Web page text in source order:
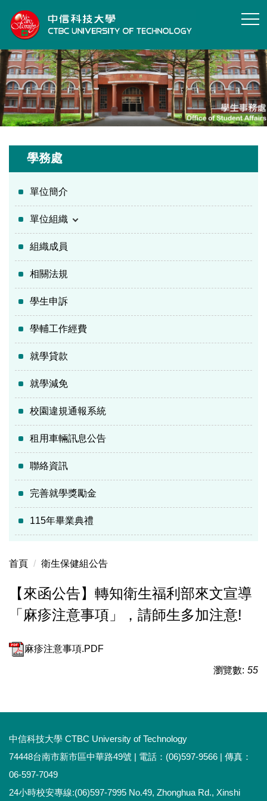
到
主
要
內
容
區
學務處
單位簡介
單位組織
組織成員
相關法規
學生申訴
學輔工作經費
就學貸款
就學減免
校園違規通報系統
租用車輛訊息公告
聯絡資訊
完善就學獎勵金
115年畢業典禮
首頁 衛生保健組公告
【來函公告】轉知衛生福利部來文宣導
「麻疹注意事項」，請師生多加注意!
麻疹注意事項.PDF
瀏覽數: 55
中信科技大學 CTBC University of Technology
74448台南市新市區中華路49號 | 電話：(06)597-9566 | 傳真：
06-597-7049
24小時校安專線:(06)597-7995 No.49, Zhonghua Rd., Xinshi